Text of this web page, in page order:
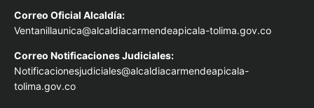
Correo Oficial Alcaldía:
Ventanillaunica@alcaldiacarmendeapicala-tolima.gov.co
Correo Notificaciones Judiciales:
Notificacionesjudiciales@alcaldiacarmendeapicala-
tolima.gov.co